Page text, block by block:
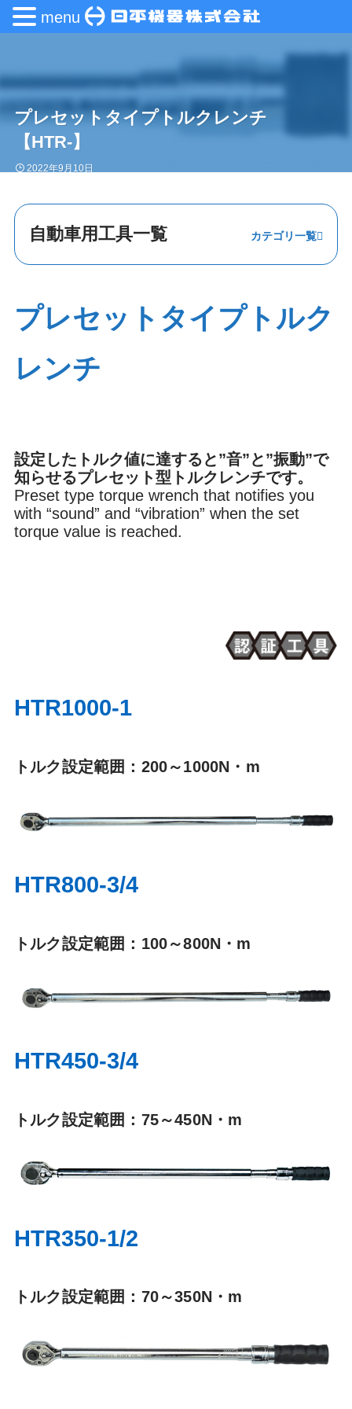
プレセットタイプトルクレンチ
【HTR-】
2022年9月10日
自動車用工具一覧
エンジン
足回り
ブレーキ
内装 環境
プレセットタイプトルク
レンチ
設定したトルク値に達すると”音”と”振動”で
知らせるプレセット型トルクレンチです。
Preset type torque wrench that notifies you
with “sound” and “vibration” when the set
torque value is reached.
HTR1000-1
トルク設定範囲：200～1000N・m
HTR800-3/4
トルク設定範囲：100～800N・m
HTR450-3/4
トルク設定範囲：75～450N・m
HTR350-1/2
トルク設定範囲：70～350N・m
menu